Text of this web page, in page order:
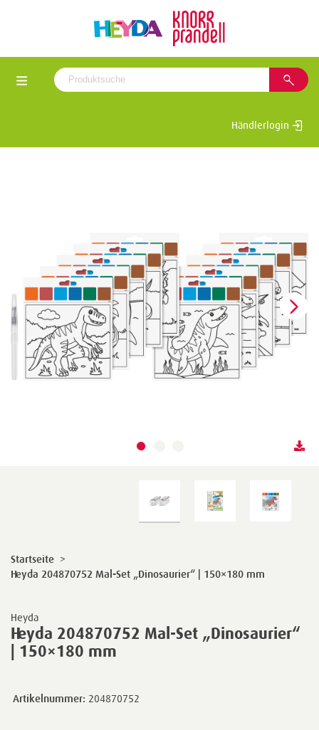
Händlerlogin
Heyda
Heyda 204870752 Mal-Set „Dinosaurier“
| 150×180 mm
Startseite >
Heyda 204870752 Mal-Set „Dinosaurier“ | 150×180 mm
Artikelnummer: 204870752